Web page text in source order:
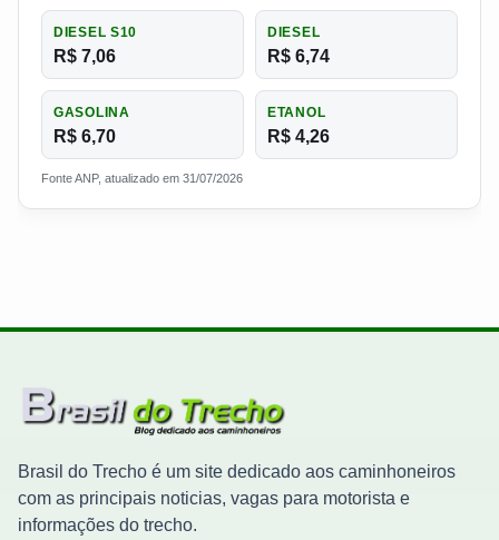
DIESEL S10
R$ 7,06
DIESEL
R$ 6,74
GASOLINA
R$ 6,70
ETANOL
R$ 4,26
Fonte ANP, atualizado em 31/07/2026
Brasil do Trecho é um site dedicado aos caminhoneiros
com as principais noticias, vagas para motorista e
informações do trecho.